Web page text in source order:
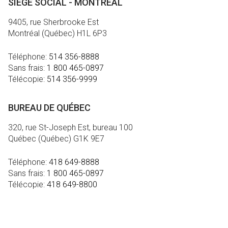
SIÈGE SOCIAL - MONTRÉAL
9405, rue Sherbrooke Est
Montréal (Québec) H1L 6P3
Téléphone: 514 356-8888
Sans frais: 1 800 465-0897
Télécopie: 514 356-9999
BUREAU DE QUÉBEC
320, rue St-Joseph Est, bureau 100
Québec (Québec) G1K 9E7
Téléphone: 418 649-8888
Sans frais: 1 800 465-0897
Télécopie: 418 649-8800